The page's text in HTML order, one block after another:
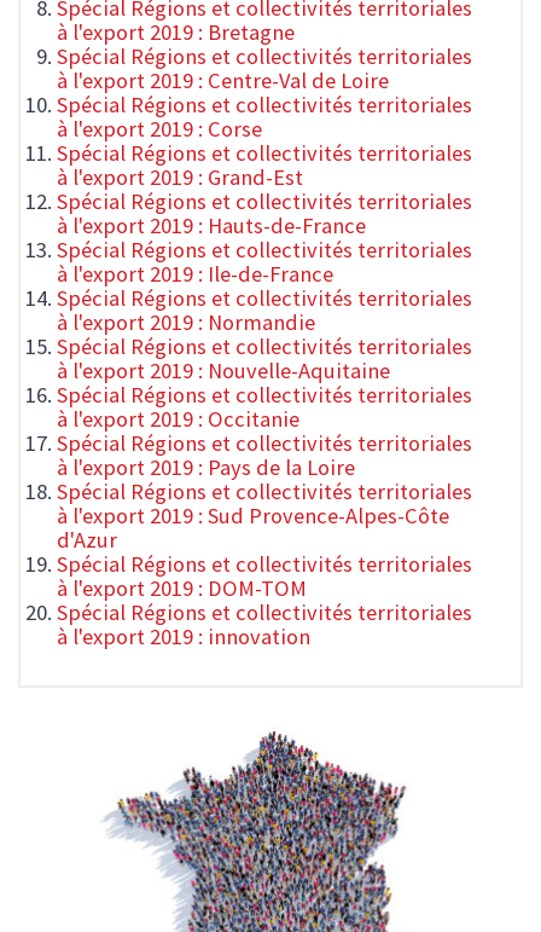
Spécial Régions et collectivités territoriales
à l'export 2019 : Bretagne
Spécial Régions et collectivités territoriales
à l'export 2019 : Centre-Val de Loire
Spécial Régions et collectivités territoriales
à l'export 2019 : Corse
Spécial Régions et collectivités territoriales
à l'export 2019 : Grand-Est
Spécial Régions et collectivités territoriales
à l'export 2019 : Hauts-de-France
Spécial Régions et collectivités territoriales
à l'export 2019 : Ile-de-France
Spécial Régions et collectivités territoriales
à l'export 2019 : Normandie
Spécial Régions et collectivités territoriales
à l'export 2019 : Nouvelle-Aquitaine
Spécial Régions et collectivités territoriales
à l'export 2019 : Occitanie
Spécial Régions et collectivités territoriales
à l'export 2019 : Pays de la Loire
Spécial Régions et collectivités territoriales
à l'export 2019 : Sud Provence-Alpes-Côte
d'Azur
Spécial Régions et collectivités territoriales
à l'export 2019 : DOM-TOM
Spécial Régions et collectivités territoriales
à l'export 2019 : innovation